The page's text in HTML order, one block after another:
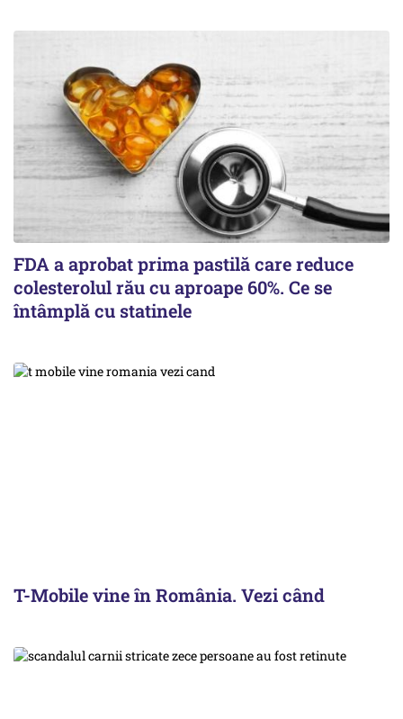
FDA a aprobat prima pastilă care reduce
colesterolul rău cu aproape 60%. Ce se
întâmplă cu statinele
T-Mobile vine în România. Vezi când